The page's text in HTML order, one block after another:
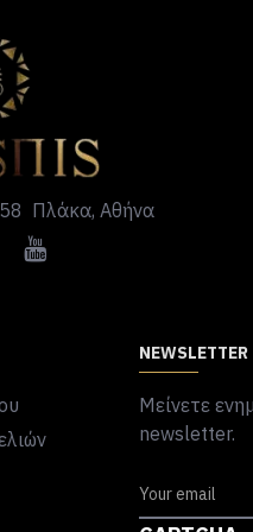
Πλάκα, Αθήνα
NEWSLETTER
Μείνετε
newsletter.